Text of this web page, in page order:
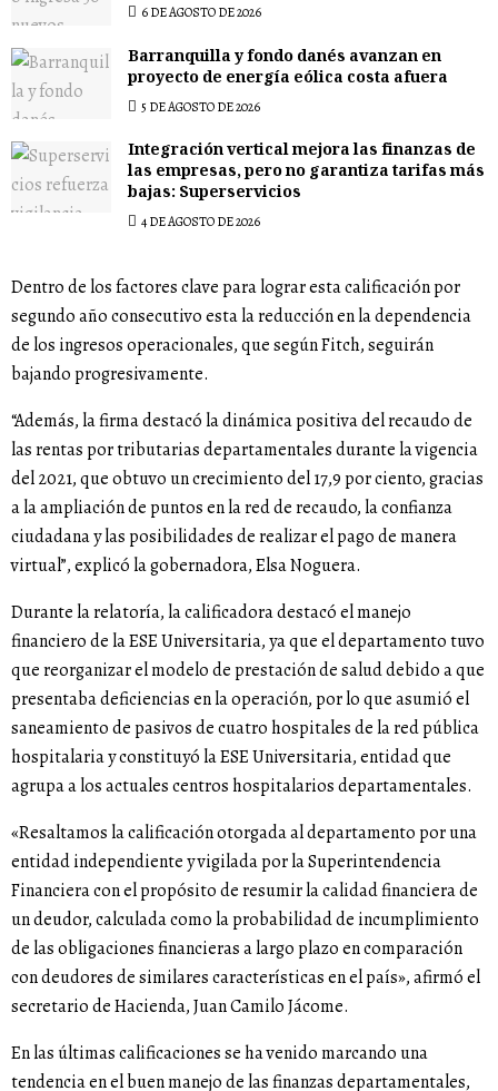
6 DE AGOSTO DE 2026
Barranquilla y fondo danés avanzan en
proyecto de energía eólica costa afuera
5 DE AGOSTO DE 2026
Integración vertical mejora las finanzas de
las empresas, pero no garantiza tarifas más
bajas: Superservicios
4 DE AGOSTO DE 2026
Dentro de los factores clave para lograr esta calificación por
segundo año consecutivo esta la reducción en la dependencia
de los ingresos operacionales, que según Fitch, seguirán
bajando progresivamente.
“Además, la firma destacó la dinámica positiva del recaudo de
las rentas por tributarias departamentales durante la vigencia
del 2021, que obtuvo un crecimiento del 17,9 por ciento, gracias
a la ampliación de puntos en la red de recaudo, la confianza
ciudadana y las posibilidades de realizar el pago de manera
virtual”, explicó la gobernadora, Elsa Noguera.
Durante la relatoría, la calificadora destacó el manejo
financiero de la ESE Universitaria, ya que el departamento tuvo
que reorganizar el modelo de prestación de salud debido a que
presentaba deficiencias en la operación, por lo que asumió el
saneamiento de pasivos de cuatro hospitales de la red pública
hospitalaria y constituyó la ESE Universitaria, entidad que
agrupa a los actuales centros hospitalarios departamentales.
«Resaltamos la calificación otorgada al departamento por una
entidad independiente y vigilada por la Superintendencia
Financiera con el propósito de resumir la calidad financiera de
un deudor, calculada como la probabilidad de incumplimiento
de las obligaciones financieras a largo plazo en comparación
con deudores de similares características en el país», afirmó el
secretario de Hacienda, Juan Camilo Jácome.
En las últimas calificaciones se ha venido marcando una
tendencia en el buen manejo de las finanzas departamentales,